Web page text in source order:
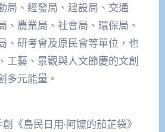
局、經發局、建設局、交通
、農業局、社會局、環保局、
、研考會及原民會等單位，也
工藝、景觀與人文節慶的文創
多元能量。
《島民日用·阿嬤的茄芷袋》